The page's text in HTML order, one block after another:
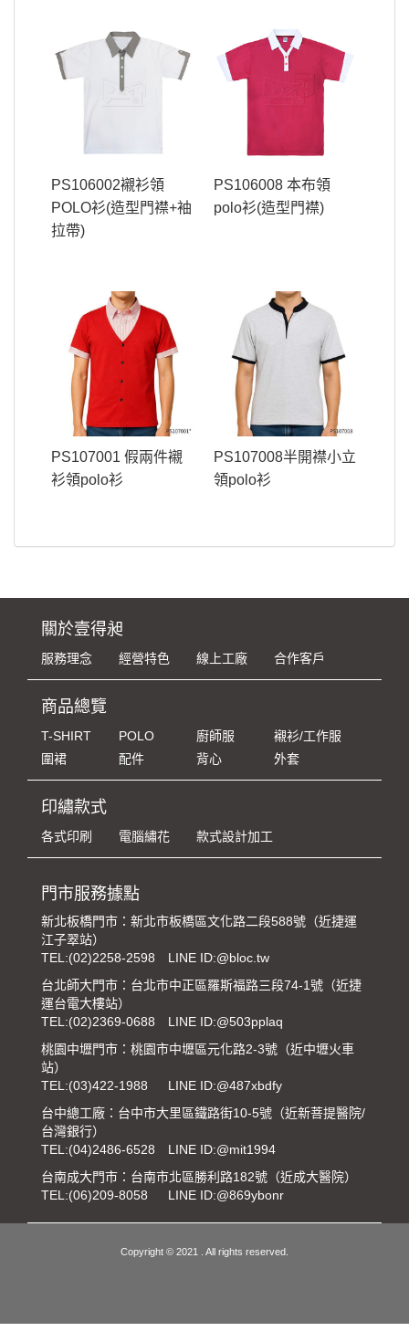
PS106002襯衫領
POLO衫(造型門襟+袖
拉帶)
PS106008 本布領
polo衫(造型門襟)
PS107001 假兩件襯
衫領polo衫
PS107008半開襟小立
領polo衫
關於壹得昶
服務理念 經營特色 線上工廠 合作客戶
商品總覽
T-SHIRT POLO 廚師服
襯衫/工作服
圍裙
配件 背心 外套
印繡款式
各式印刷 電腦繡花 款式設計加工
門市服務據點
新北板橋門市：新北市板橋區文化路二段588號（近捷運
江子翠站）
TEL:(02)2258-2598
LINE ID:@bloc.tw
台北師大門市：台北市中正區羅斯福路三段74-1號（近捷
運台電大樓站）
TEL:(02)2369-0688
LINE ID:@503pplaq
桃園中壢門市：桃園市中壢區元化路2-3號（近中壢火車
站）
TEL:(03)422-1988
LINE ID:@487xbdfy
台中總工廠：台中市大里區鐵路街10-5號（近新菩提醫院/
台灣銀行）
TEL:(04)2486-6528
LINE ID:@mit1994
台南成大門市：台南市北區勝利路182號（近成大醫院）
TEL:(06)209-8058 LINE ID:@869ybonr
Copyright © 2021 . All rights reserved.